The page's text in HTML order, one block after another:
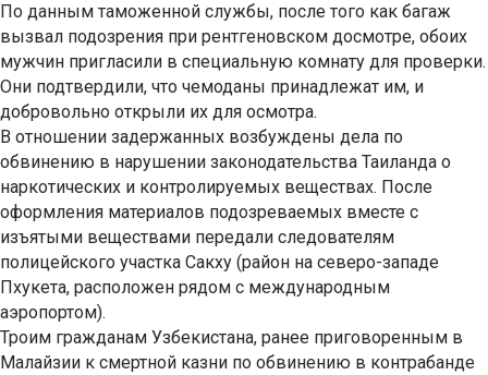
По данным таможенной службы, после того как багаж
вызвал подозрения при рентгеновском досмотре, обоих
мужчин пригласили в специальную комнату для проверки.
Они подтвердили, что чемоданы принадлежат им, и
добровольно открыли их для осмотра.
В отношении задержанных возбуждены дела по
обвинению в нарушении законодательства Таиланда о
наркотических и контролируемых веществах. После
оформления материалов подозреваемых вместе с
изъятыми веществами передали следователям
полицейского участка Сакху (район на северо-западе
Пхукета, расположен рядом с международным
аэропортом).
Троим гражданам Узбекистана, ранее приговоренным в
Малайзии к смертной казни по обвинению в контрабанде